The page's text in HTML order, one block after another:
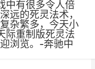
中有很多令人倍
远的死灵法术，
杂繁多，今天小
际重制版死灵法
浏览。-奔驰中